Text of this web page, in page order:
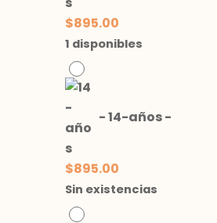
$895.00
1 disponibles
-14-años-
$895.00
Sin existencias